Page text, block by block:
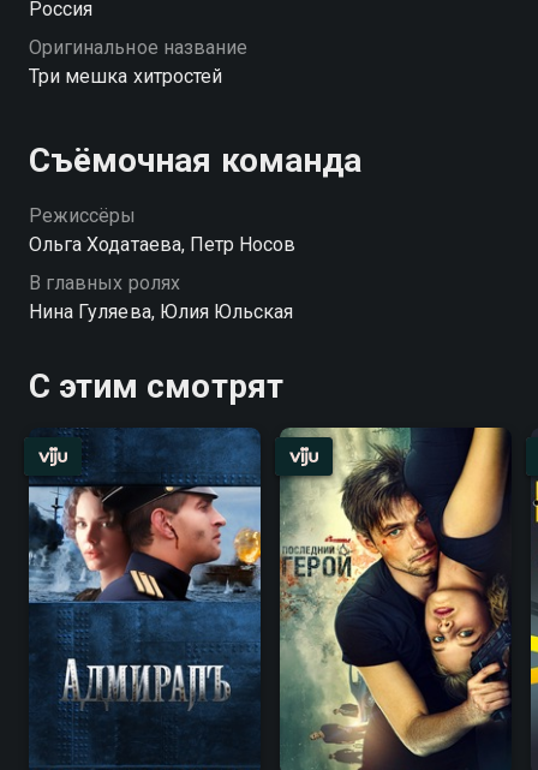
Россия
Оригинальное название
Три мешка хитростей
Съёмочная команда
Режиссёры
Ольга Ходатаева, Петр Носов
В главных ролях
Нина Гуляева, Юлия Юльская
С этим смотрят